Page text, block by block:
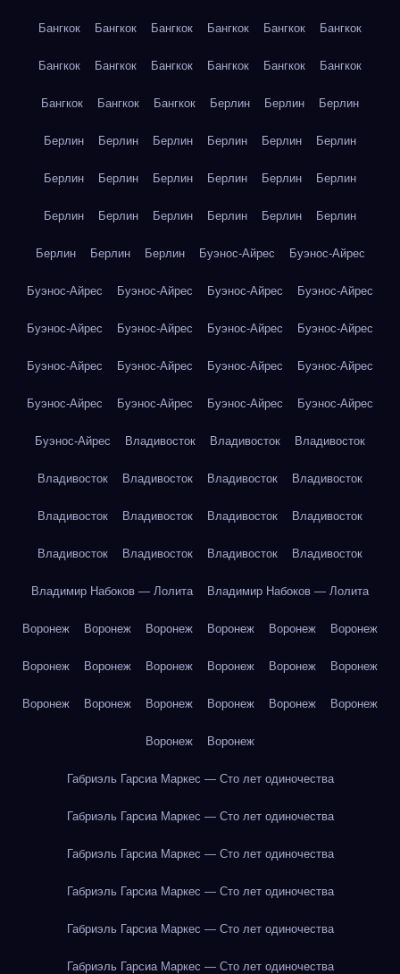
Бангкок Бангкок Бангкок Бангкок Бангкок Бангкок
Бангкок Бангкок Бангкок Бангкок Бангкок Бангкок
Бангкок Бангкок Бангкок Берлин Берлин Берлин
Берлин Берлин Берлин Берлин Берлин Берлин
Берлин Берлин Берлин Берлин Берлин Берлин
Берлин Берлин Берлин Берлин Берлин Берлин
Берлин Берлин Берлин Буэнос-Айрес Буэнос-Айрес
Буэнос-Айрес Буэнос-Айрес Буэнос-Айрес Буэнос-Айрес
Буэнос-Айрес Буэнос-Айрес Буэнос-Айрес Буэнос-Айрес
Буэнос-Айрес Буэнос-Айрес Буэнос-Айрес Буэнос-Айрес
Буэнос-Айрес Буэнос-Айрес Буэнос-Айрес Буэнос-Айрес
Буэнос-Айрес Владивосток Владивосток Владивосток
Владивосток Владивосток Владивосток Владивосток
Владивосток Владивосток Владивосток Владивосток
Владивосток Владивосток Владивосток Владивосток
Владимир Набоков — Лолита Владимир Набоков — Лолита
Воронеж Воронеж Воронеж Воронеж Воронеж Воронеж
Воронеж Воронеж Воронеж Воронеж Воронеж Воронеж
Воронеж Воронеж Воронеж Воронеж Воронеж Воронеж
Воронеж Воронеж
Габриэль Гарсиа Маркес — Сто лет одиночества
Габриэль Гарсиа Маркес — Сто лет одиночества
Габриэль Гарсиа Маркес — Сто лет одиночества
Габриэль Гарсиа Маркес — Сто лет одиночества
Габриэль Гарсиа Маркес — Сто лет одиночества
Габриэль Гарсиа Маркес — Сто лет одиночества